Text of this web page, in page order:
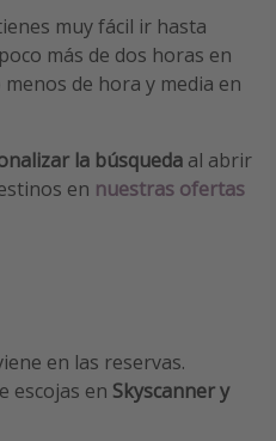
muy fácil ir hasta
más de dos horas en
de hora y media en
la búsqueda al abrir
en nuestras ofertas
en las reservas.
escojas en Skyscanner y